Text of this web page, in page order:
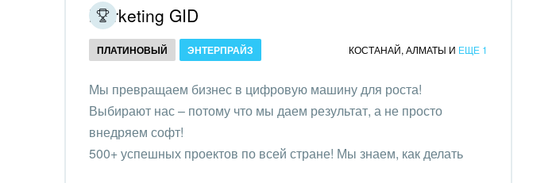
Интеграция с 1С
Организация задач и
Внедрение Бизнес-
процессов
Коммунальные услуги, ЖКХ
организации,
Благотворительность
Недвижимость, риэлтерские
Marketing GID
ПЛАТИНОВЫЙ ЭНТЕРПРАЙЗ КОСТАНАЙ, АЛМАТЫ И ЕЩЕ 1
Мы превращаем бизнес в цифровую машину для роста!
Выбирают нас – потому что мы даем результат, а не просто
внедряем софт!
500+ успешных проектов по всей стране! Мы знаем, как делать